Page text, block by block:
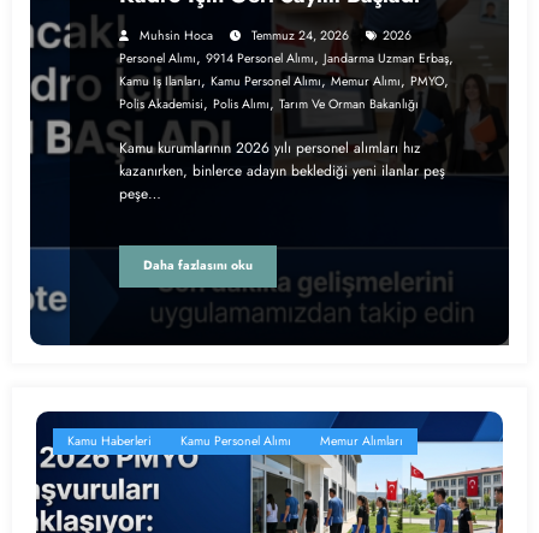
Muhsin Hoca Temmuz 24, 2026
2026
Personel Alımı, 9914 Personel Alımı, Jandarma Uzman Erbaş,
Kamu Iş Ilanları, Kamu Personel Alımı,Memur Alımı, PMYO,
Polis Akademisi, Polis Alımı, Tarım Ve Orman Bakanlığı
Kamu kurumlarının 2026 yılı personel alımları hız
kazanırken, binlerce adayın beklediği yeni ilanlar peş
peşe…
Daha fazlasını oku
Kamu Haberleri Kamu Personel Alımı Memur Alımları